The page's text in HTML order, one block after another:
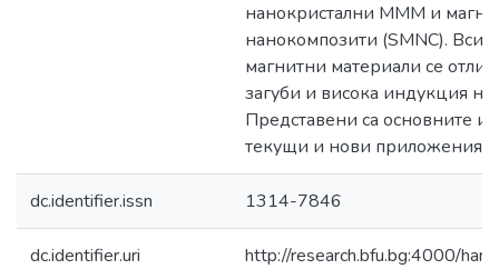
нанокристални МММ и
нанокомпозити (SMNC).
магнитни материали се
загуби и висока индукция
Представени са основните
текущи и нови приложения.
dc.identifier.issn 1314-7846
dc.identifier.uri http://research.bfu.bg:4000/